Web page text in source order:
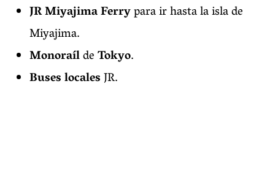
JR Miyajima Ferrypara ir hasta la isla de
Miyajima.
MonoraíldeTokyo.
Buses localesJR.